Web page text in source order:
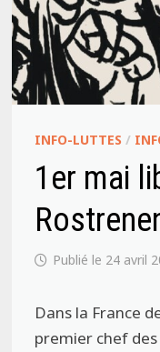
INFO-LUTTES /
1er mai
24 avril
Dans la France
premier chef